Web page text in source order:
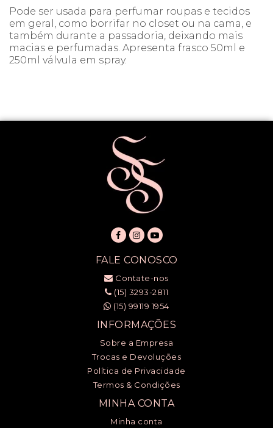
Pode ser usada para perfumar roupas e tecidos
em geral, como borrifar no closet ou na cama, e
também durante a passadoria, deixando mais
macias e perfumadas. Apresenta frasco 50ml e
250ml válvula em spray.
FALE CONOSCO
Contate-nos
(15) 3293-2811
(15) 99119 1954
INFORMAÇÕES
Sobre a Empresa
Trocas e Devoluções
Política de Privacidade
Termos & Condições
MINHA CONTA
Minha conta